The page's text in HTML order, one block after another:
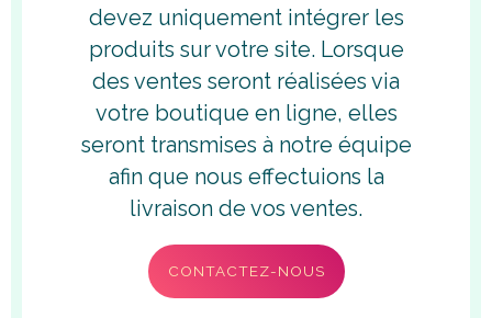
devez uniquement intégrer les
produits sur votre site. Lorsque
des ventes seront réalisées via
votre boutique en ligne, elles
seront transmises à notre équipe
afin que nous effectuions la
livraison de vos ventes.
CONTACTEZ-NOUS